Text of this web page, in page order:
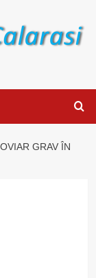
GRAV ÎN